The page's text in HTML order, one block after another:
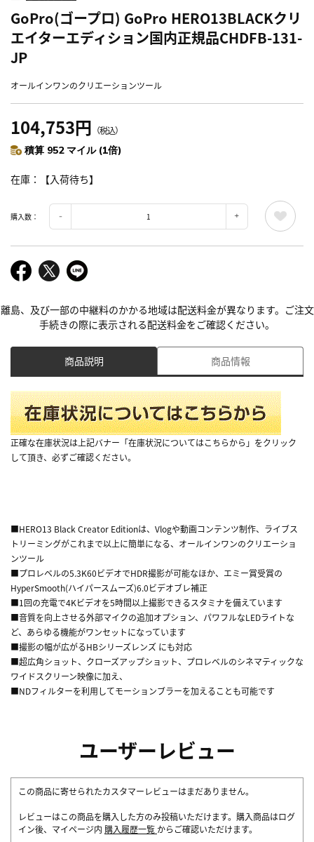
GoPro(ゴープロ) GoPro HERO13BLACKクリ
エイターエディション国内正規品CHDFB-131-
JP
オールインワンのクリエーションツール
104,753円 （税込）
積算 952 マイル (1倍)
在庫 【入荷待ち】
購入数：
離島、及び一部の中継料のかかる地域は配送料金が異なります。ご注文
手続きの際に表示される配送料金をご確認ください。
商品説明 商品情報
正確な在庫状況は上記バナー「在庫状況についてはこちらから」をクリック
して頂き、必ずご確認ください。
■HERO13 Black Creator Editionは、Vlogや動画コンテンツ制作、ライブス
トリーミングがこれまで以上に簡単になる、オールインワンのクリエーショ
ンツール
■プロレベルの5.3K60ビデオでHDR撮影が可能なほか、エミー賞受賞の
HyperSmooth(ハイパースムーズ)6.0ビデオブレ補正
■1回の充電で4Kビデオを5時間以上撮影できるスタミナを備えています
■音質を向上させる外部マイクの追加オプション、パワフルなLEDライトな
ど、あらゆる機能がワンセットになっています
■撮影の幅が広がるHBシリーズレンズ にも対応
■超広角ショット、クローズアップショット、プロレベルのシネマティックな
ワイドスクリーン映像に加え、
■NDフィルターを利用してモーションブラーを加えることも可能です
ユーザーレビュー
この商品に寄せられたカスタマーレビューはまだありません。
レビューはこの商品を購入した方のみ投稿いただけます。購入商品はログ
イン後、マイページ内 購入履歴一覧 からご確認いただけます。